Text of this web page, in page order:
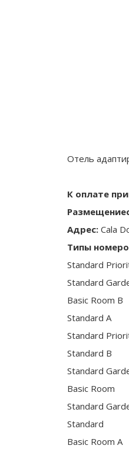
Отель
К оплате
Размещение
Адрес:Cala
Типы
Standard
Standard
Basic Room B
Standard A
Standard
Standard B
Standard
Basic Room
Standard
Standard
Basic Room A